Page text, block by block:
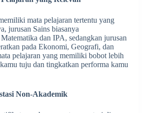
mata pelajaran tertentu yang
jurusan Sains biasanya
dan IPA, sedangkan jurusan
pada Ekonomi, Geografi, dan
pelajaran yang memiliki bobot lebih
tuju dan tingkatkan performa kamu
Non-Akademik